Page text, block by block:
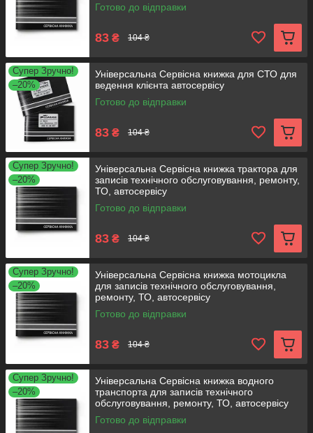
Готово до відправки
83 ₴ 104 ₴
Супер Зручно!
–20%
Універсальна Сервісна книжка для СТО для
ведення клієнта автосервісу
Готово до відправки
83 ₴ 104 ₴
Супер Зручно!
–20%
Універсальна Сервісна книжка трактора для
записів технічного обслуговування, ремонту,
ТО, автосервісу
Готово до відправки
83 ₴ 104 ₴
Супер Зручно!
–20%
Універсальна Сервісна книжка мотоцикла
для записів технічного обслуговування,
ремонту, ТО, автосервісу
Готово до відправки
83 ₴ 104 ₴
Супер Зручно!
–20%
Універсальна Сервісна книжка водного
транспорта для записів технічного
обслуговування, ремонту, ТО, автосервісу
Готово до відправки